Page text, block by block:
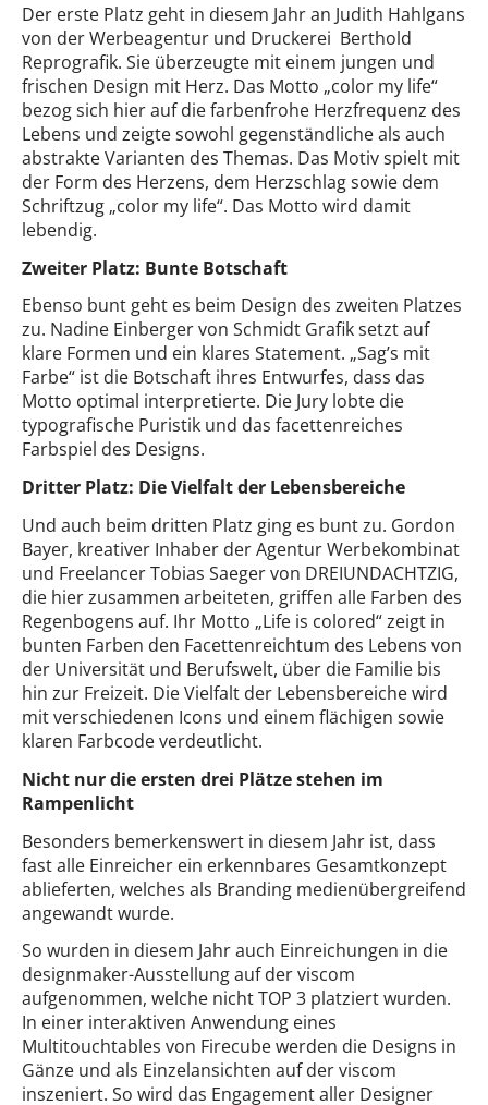
Der erste Platz geht in diesem Jahr an Judith Hahlgans
von der Werbeagentur und Druckerei Berthold
Reprografik. Sie überzeugte mit einem jungen und
frischen Design mit Herz. Das Motto „color my life“
bezog sich hier auf die farbenfrohe Herzfrequenz des
Lebens und zeigte sowohl gegenständliche als auch
abstrakte Varianten des Themas. Das Motiv spielt mit
der Form des Herzens, dem Herzschlag sowie dem
Schriftzug „color my life“. Das Motto wird damit
lebendig.
Zweiter Platz: Bunte Botschaft
Ebenso bunt geht es beim Design des zweiten Platzes
zu. Nadine Einberger von Schmidt Grafik setzt auf
klare Formen und ein klares Statement. „Sag’s mit
Farbe“ ist die Botschaft ihres Entwurfes, dass das
Motto optimal interpretierte. Die Jury lobte die
typografische Puristik und das facettenreiches
Farbspiel des Designs.
Dritter Platz: Die Vielfalt der Lebensbereiche
Und auch beim dritten Platz ging es bunt zu. Gordon
Bayer, kreativer Inhaber der Agentur Werbekombinat
und Freelancer Tobias Saeger von DREIUNDACHTZIG,
die hier zusammen arbeiteten, griffen alle Farben des
Regenbogens auf. Ihr Motto „Life is colored“ zeigt in
bunten Farben den Facettenreichtum des Lebens von
der Universität und Berufswelt, über die Familie bis
hin zur Freizeit. Die Vielfalt der Lebensbereiche wird
mit verschiedenen Icons und einem flächigen sowie
klaren Farbcode verdeutlicht.
Nicht nur die ersten drei Plätze stehen im
Rampenlicht
Besonders bemerkenswert in diesem Jahr ist, dass
fast alle Einreicher ein erkennbares Gesamtkonzept
ablieferten, welches als Branding medienübergreifend
angewandt wurde.
So wurden in diesem Jahr auch Einreichungen in die
designmaker-Ausstellung auf der viscom
aufgenommen, welche nicht TOP 3 platziert wurden.
In einer interaktiven Anwendung eines
Multitouchtables von Firecube werden die Designs in
Gänze und als Einzelansichten auf der viscom
inszeniert. So wird das Engagement aller Designer